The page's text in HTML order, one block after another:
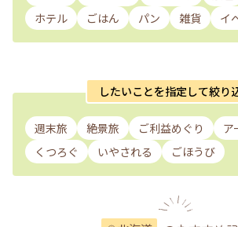
ホテル
ごはん パン 雑貨 イ
したいことを指定して絞り
週末旅 絶景旅 ご利益めぐり
ア
くつろぐ
いやされる ごほうび